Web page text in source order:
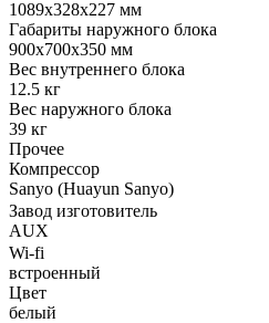
1089x328x227 мм
Габариты наружного блока
900x700x350 мм
Вес внутреннего блока
12.5 кг
Вес наружного блока
39 кг
Прочее
Компрессор
Sanyo (Huayun Sanyo)
Завод изготовитель
AUX
Wi-fi
встроенный
Цвет
белый